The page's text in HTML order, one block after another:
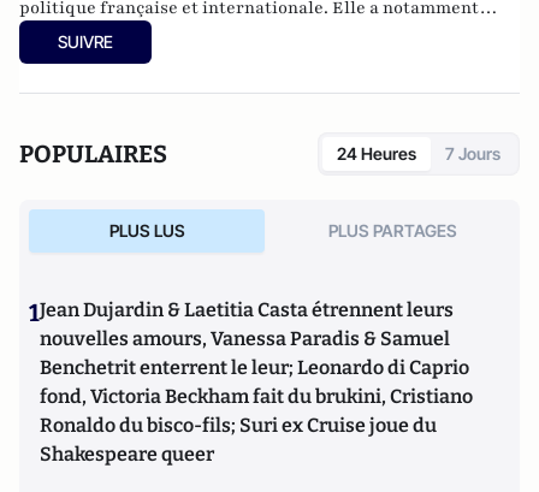
politique française et internationale. Elle a notamment
publiéSarkozy, itinéraire d'une ambition
l'Archipel, 2003). Elle a également réalisé les documentaires
SUIVRE
POPULAIRES 24 Heures 7 Jours
PLUS LUS PLUS PARTAGES
1Jean Dujardin & Laetitia Casta étrennent leurs
nouvelles amours, Vanessa Paradis & Samuel
Benchetrit enterrent le leur; Leonardo di Caprio
fond, Victoria Beckham fait du brukini, Cristiano
Ronaldo du bisco-fils; Suri ex Cruise joue du
Shakespeare queer